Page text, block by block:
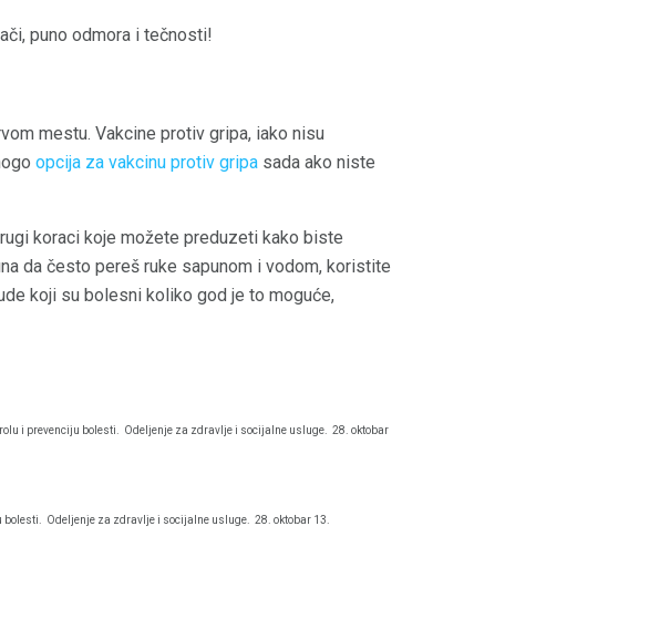
puno odmora i tečnosti!
mestu. Vakcine protiv gripa, iako nisu
opcija za vakcinu protiv gripa sada ako niste
koraci koje možete preduzeti kako biste
da često pereš ruke sapunom i vodom, koristite
koji su bolesni koliko god je to moguće,
i prevenciju bolesti. Odeljenje za zdravlje i socijalne usluge. 28. oktobar
Odeljenje za zdravlje i socijalne usluge. 28. oktobar 13.